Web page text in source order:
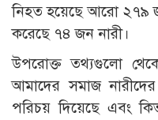
নিহত হয়েছে আরো ২৭৯
করেছে ৭৪ জন নারী।
উপরোক্ত তথ্যগুলো
আমাদের সমাজ নারীদের
পরিচয় দিয়েছে এবং